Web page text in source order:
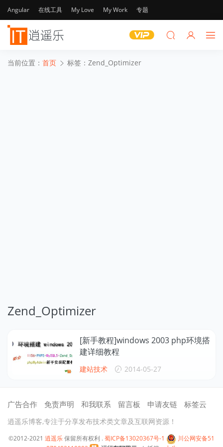
Angular 在线工具 My Love My Work 专题
当前位置： 首页 标签：Zend_Optimizer
Zend_Optimizer
[新手教程]windows 2003 php环境搭
建详细教程
建站技术 2014-05-27
广告合作 免责声明 和我联系 留言板 申请友链 标签云
逍遥乐博客,专注于分享发布技术类文章及互联网资源！
©2012-2021 逍遥乐保留所有权利 . 蜀ICP备13020367号-1
川公网安备51